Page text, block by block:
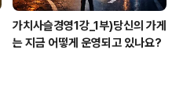
가치사슬경영1강_1부)당신의 가게
는 지금 어떻게 운영되고 있나요?